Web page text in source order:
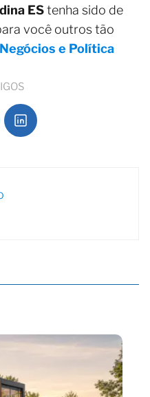
EStenha sido de
você outros tão
Negócios e Política